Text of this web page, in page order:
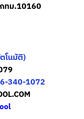
กทม.10160
โนมัติ)
340-1072